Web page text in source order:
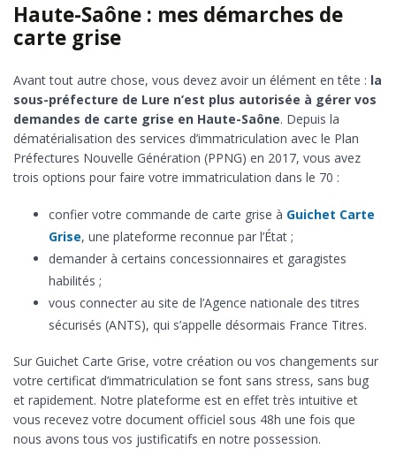
Haute-Saône : mes démarches de
carte grise
Avant tout autre chose, vous devez avoir un élément en tête : la
sous-préfecture de Lure n’est plus autorisée à gérer vos
demandes de carte grise en Haute-Saône. Depuis la
dématérialisation des services d’immatriculation avec le Plan
Préfectures Nouvelle Génération (PPNG) en 2017, vous avez
trois options pour faire votre immatriculation dans le 70 :
confier votre commande de carte grise à Guichet Carte
Grise, une plateforme reconnue par l’État ;
demander à certains concessionnaires et garagistes
habilités ;
vous connecter au site de l’Agence nationale des titres
sécurisés (ANTS), qui s’appelle désormais France Titres.
Sur Guichet Carte Grise, votre création ou vos changements sur
votre certificat d’immatriculation se font sans stress, sans bug
et rapidement. Notre plateforme est en effet très intuitive et
vous recevez votre document officiel sous 48h une fois que
nous avons tous vos justificatifs en notre possession.